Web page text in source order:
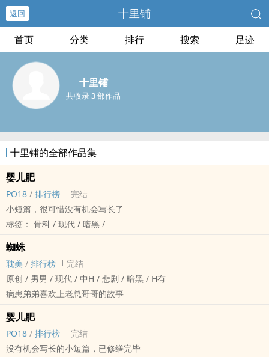
返回 十里铺
首页 分类 排行 搜索 足迹
十里铺
共收录 3 部作品
十里铺的全部作品集
婴儿肥
PO18 / 排行榜
完结
小短篇，很可惜没有机会写长了
标签： 骨科 / 现代 / 暗黑 /
蜘蛛
耽美 / 排行榜
完结
原创 / 男男 / 现代 / 中H / 悲剧 / 暗黑 / H有
病患弟弟喜欢上老总哥哥的故事
婴儿肥
PO18 / 排行榜
完结
没有机会写长的小短篇，已修缮完毕